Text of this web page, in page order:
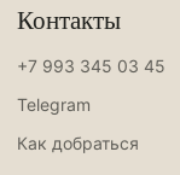
Контакты
+7 993 345 03 45
Telegram
Как добраться